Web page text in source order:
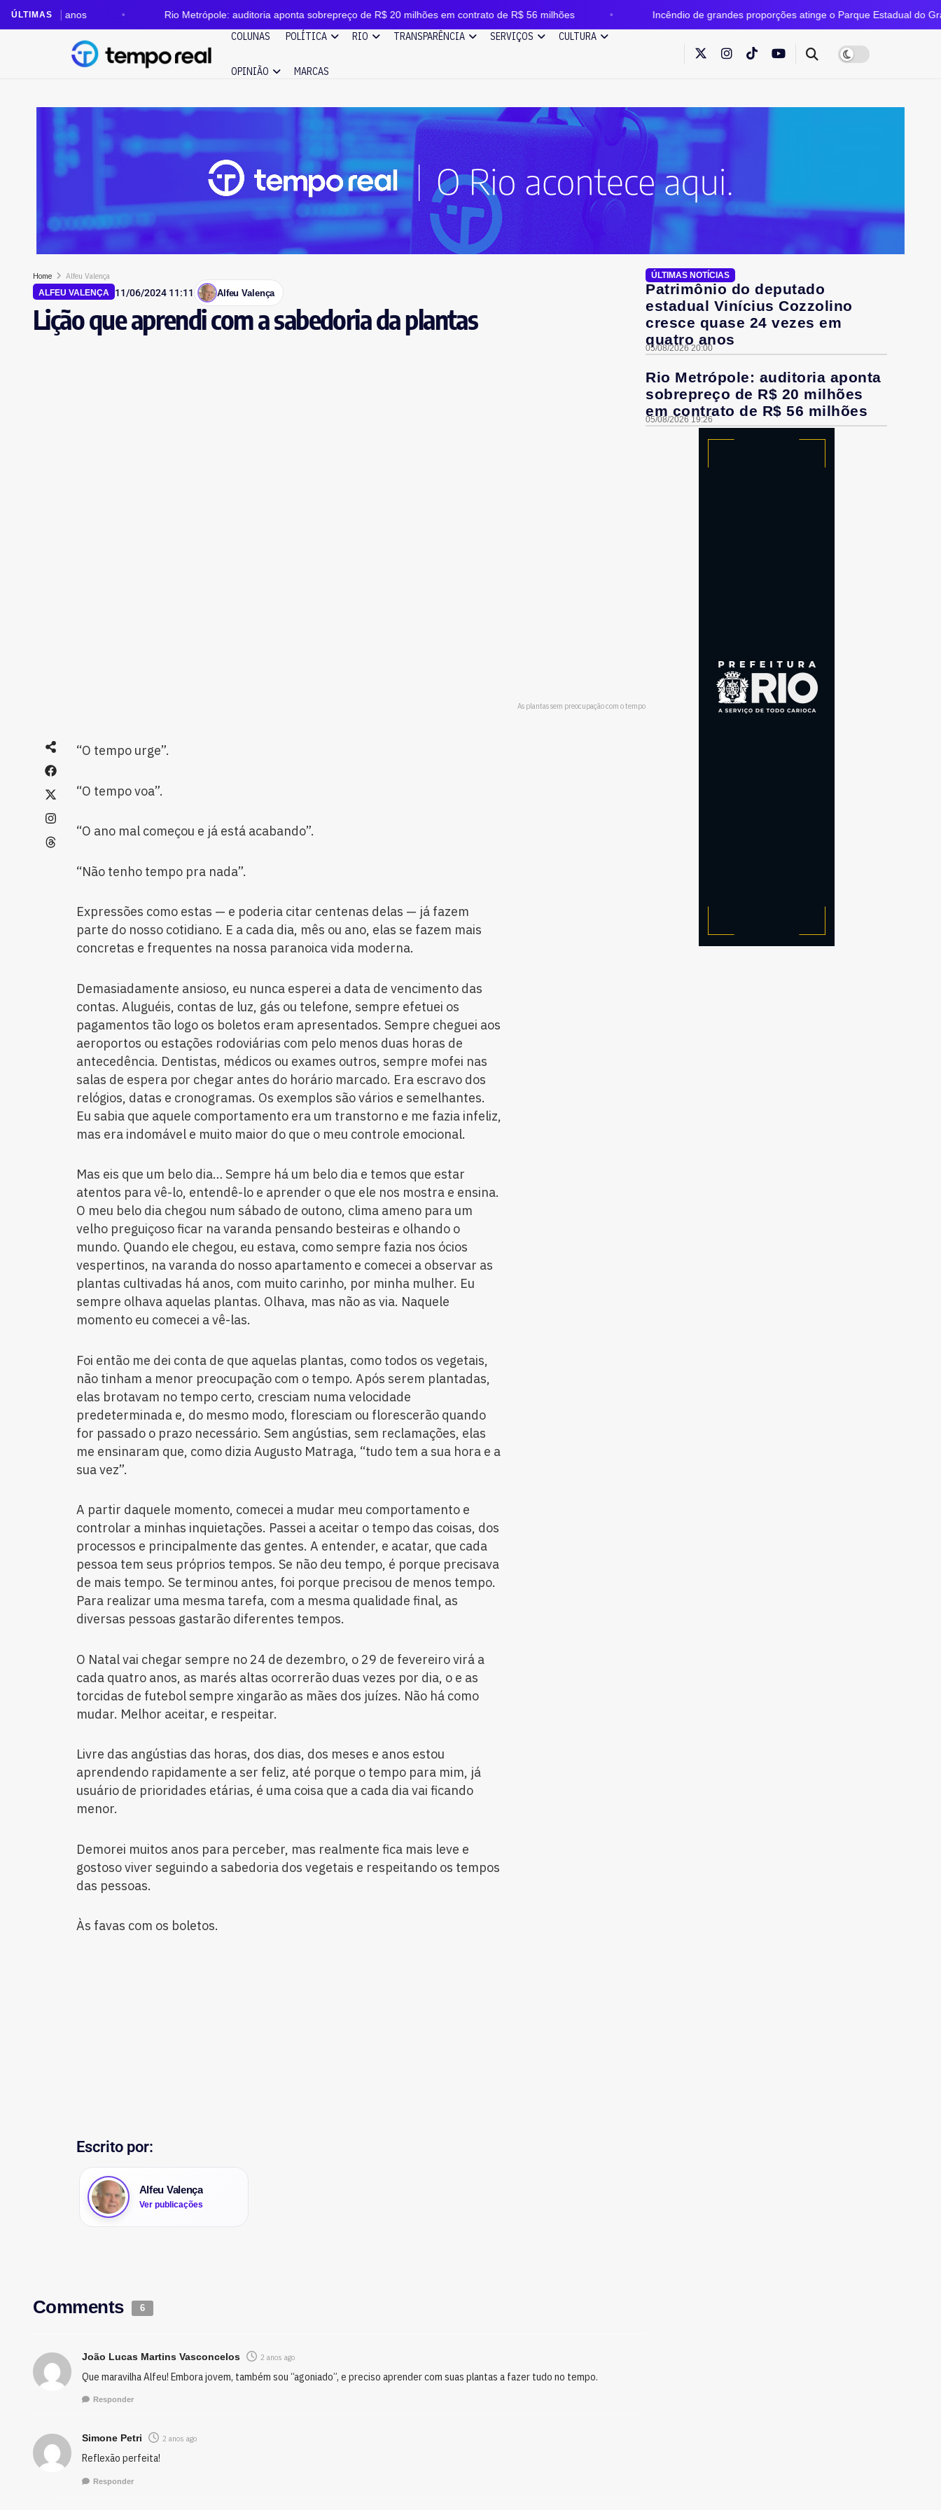
ÚLTIMAS
anos Rio Metrópole: auditoria aponta sobrepreço de R$ 20 milhões em contrato de R$ 56 milhões Incêndio de grandes proporções atinge o Parque Estadual do Grajaú
COLUNAS POLÍTICA RIO TRANSPARÊNCIA SERVIÇOS CULTURA
OPINIÃO MARCAS
Home Alfeu Valença
ALFEU VALENÇA 11/06/2024 11:11 Alfeu Valença
Lição que aprendi com a sabedoria da plantas
As plantas sem preocupação com o tempo
“O tempo urge”.
“O tempo voa”.
“O ano mal começou e já está acabando”.
“Não tenho tempo pra nada”.
Expressões como estas — e poderia citar centenas delas — já fazem
parte do nosso cotidiano. E a cada dia, mês ou ano, elas se fazem mais
concretas e frequentes na nossa paranoica vida moderna.
Demasiadamente ansioso, eu nunca esperei a data de vencimento das
contas. Aluguéis, contas de luz, gás ou telefone, sempre efetuei os
pagamentos tão logo os boletos eram apresentados. Sempre cheguei aos
aeroportos ou estações rodoviárias com pelo menos duas horas de
antecedência. Dentistas, médicos ou exames outros, sempre mofei nas
salas de espera por chegar antes do horário marcado. Era escravo dos
relógios, datas e cronogramas. Os exemplos são vários e semelhantes.
Eu sabia que aquele comportamento era um transtorno e me fazia infeliz,
mas era indomável e muito maior do que o meu controle emocional.
Mas eis que um belo dia… Sempre há um belo dia e temos que estar
atentos para vê-lo, entendê-lo e aprender o que ele nos mostra e ensina.
O meu belo dia chegou num sábado de outono, clima ameno para um
velho preguiçoso ficar na varanda pensando besteiras e olhando o
mundo. Quando ele chegou, eu estava, como sempre fazia nos ócios
vespertinos, na varanda do nosso apartamento e comecei a observar as
plantas cultivadas há anos, com muito carinho, por minha mulher. Eu
sempre olhava aquelas plantas. Olhava, mas não as via. Naquele
momento eu comecei a vê-las.
Foi então me dei conta de que aquelas plantas, como todos os vegetais,
não tinham a menor preocupação com o tempo. Após serem plantadas,
elas brotavam no tempo certo, cresciam numa velocidade
predeterminada e, do mesmo modo, floresciam ou florescerão quando
for passado o prazo necessário. Sem angústias, sem reclamações, elas
me ensinaram que, como dizia Augusto Matraga, “tudo tem a sua hora e a
sua vez”.
A partir daquele momento, comecei a mudar meu comportamento e
controlar a minhas inquietações. Passei a aceitar o tempo das coisas, dos
processos e principalmente das gentes. A entender, e acatar, que cada
pessoa tem seus próprios tempos. Se não deu tempo, é porque precisava
de mais tempo. Se terminou antes, foi porque precisou de menos tempo.
Para realizar uma mesma tarefa, com a mesma qualidade final, as
diversas pessoas gastarão diferentes tempos.
O Natal vai chegar sempre no 24 de dezembro, o 29 de fevereiro virá a
cada quatro anos, as marés altas ocorrerão duas vezes por dia, o e as
torcidas de futebol sempre xingarão as mães dos juízes. Não há como
mudar. Melhor aceitar, e respeitar.
Livre das angústias das horas, dos dias, dos meses e anos estou
aprendendo rapidamente a ser feliz, até porque o tempo para mim, já
usuário de prioridades etárias, é uma coisa que a cada dia vai ficando
menor.
Demorei muitos anos para perceber, mas realmente fica mais leve e
gostoso viver seguindo a sabedoria dos vegetais e respeitando os tempos
das pessoas.
Às favas com os boletos.
Escrito por:
Alfeu Valença
Ver publicações
ÚLTIMAS NOTÍCIAS
Patrimônio do deputado
estadual Vinícius Cozzolino
cresce quase 24 vezes em
quatro anos
05/08/2026 20:00
Rio Metrópole: auditoria aponta
sobrepreço de R$ 20 milhões
em contrato de R$ 56 milhões
05/08/2026 19:26
Comments 6
João Lucas Martins Vasconcelos 2 anos ago
Que maravilha Alfeu! Embora jovem, também sou “agoniado”, e preciso aprender com suas plantas a fazer tudo no tempo.
Responder
Simone Petri 2 anos ago
Reflexão perfeita!
Responder